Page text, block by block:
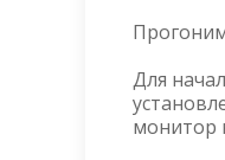
Для
монитор